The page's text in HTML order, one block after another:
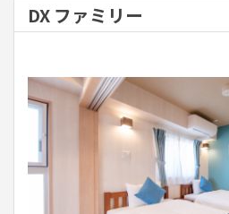
DX ファミリー